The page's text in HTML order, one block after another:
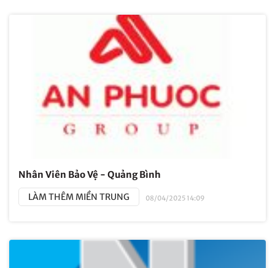
Nhân Viên Bảo Vệ - Quảng Bình
LÀM THÊM MIỀN TRUNG 08/04/2025 14:09